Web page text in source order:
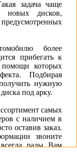
задача чаще
новых дисков,
более
прибегать к
которых
Подбирая
нужную
под арку.
самых
с наличием в
оставив заказ.
звоните
рады Вам